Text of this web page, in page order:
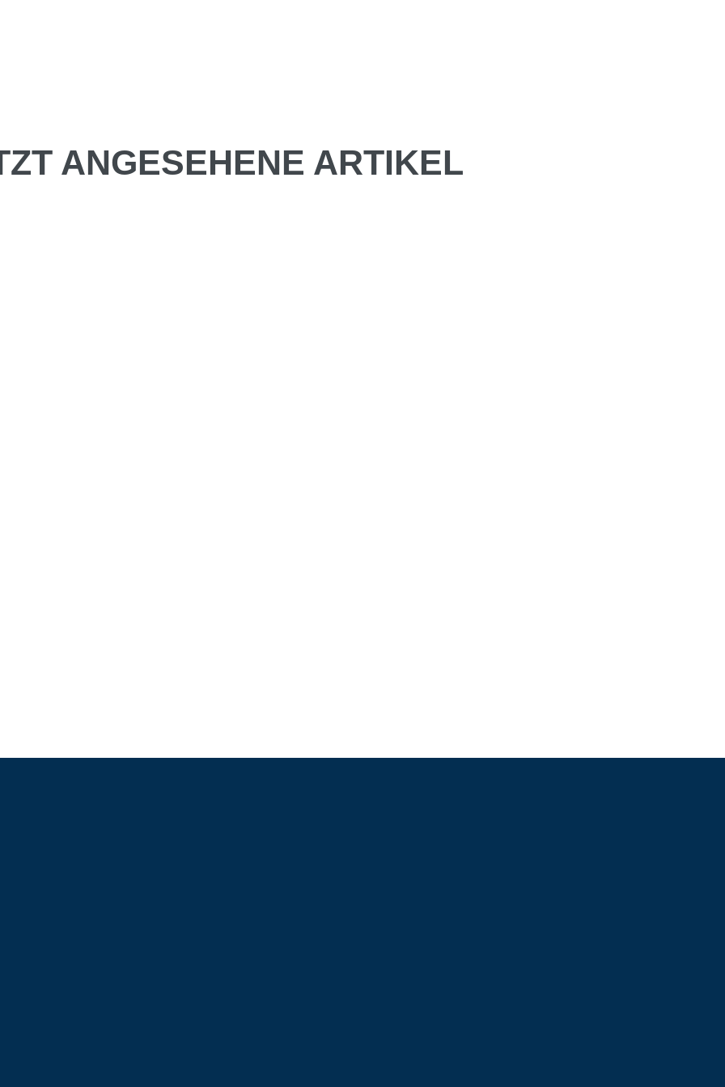
ANGESEHENE ARTIKEL